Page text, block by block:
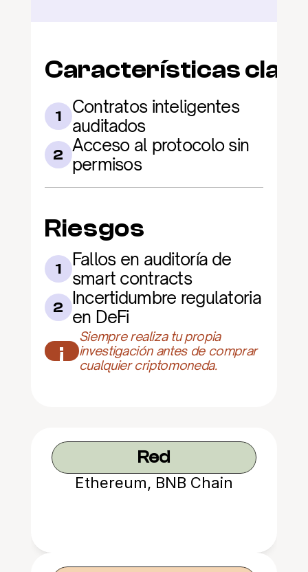
Características
1
Contratos inteligentes
auditados
2 Acceso al protocolo sin
permisos
Riesgos
1
Fallos en auditoría de
smart contracts
2 Incertidumbre regulatoria
en DeFi
¡
Siempre realiza tu propia
investigación antes de comprar
cualquier criptomoneda.
Red
Ethereum, BNB Chain